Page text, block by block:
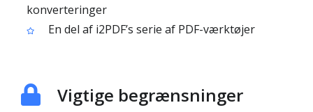
konverteringer
En del af i2PDF’s serie af PDF-værktøjer
Vigtige begrænsninger